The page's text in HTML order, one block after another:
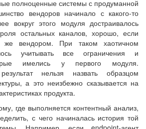
полноценные системы с продуманной
вендоров начинало с какого-то
вокруг этого модуля достраивалось
остальных каналов, хорошо, если
же вендором. При таком хаотичном
учитывать все ограничения и
имелись у первого модуля.
нельзя назвать образцом
а это неизбежно сказывается на
продукта.
где выполняется контентный анализ,
с чего начиналась история той